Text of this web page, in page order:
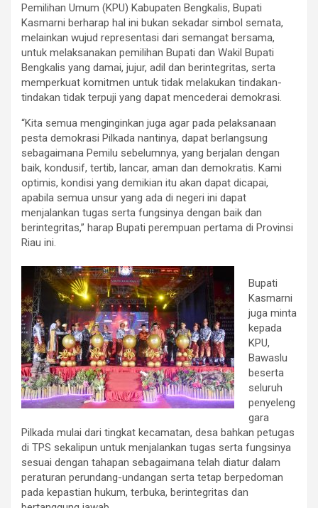
Pemilihan Umum (KPU) Kabupaten Bengkalis, Bupati
Kasmarni berharap hal ini bukan sekadar simbol semata,
melainkan wujud representasi dari semangat bersama,
untuk melaksanakan pemilihan Bupati dan Wakil Bupati
Bengkalis yang damai, jujur, adil dan berintegritas, serta
memperkuat komitmen untuk tidak melakukan tindakan-
tindakan tidak terpuji yang dapat mencederai demokrasi.
“Kita semua menginginkan juga agar pada pelaksanaan
pesta demokrasi Pilkada nantinya, dapat berlangsung
sebagaimana Pemilu sebelumnya, yang berjalan dengan
baik, kondusif, tertib, lancar, aman dan demokratis. Kami
optimis, kondisi yang demikian itu akan dapat dicapai,
apabila semua unsur yang ada di negeri ini dapat
menjalankan tugas serta fungsinya dengan baik dan
berintegritas,” harap Bupati perempuan pertama di Provinsi
Riau ini.
Bupati
Kasmarni
juga minta
kepada
KPU,
Bawaslu
beserta
seluruh
penyeleng
gara
Pilkada mulai dari tingkat kecamatan, desa bahkan petugas
di TPS sekalipun untuk menjalankan tugas serta fungsinya
sesuai dengan tahapan sebagaimana telah diatur dalam
peraturan perundang-undangan serta tetap berpedoman
pada kepastian hukum, terbuka, berintegritas dan